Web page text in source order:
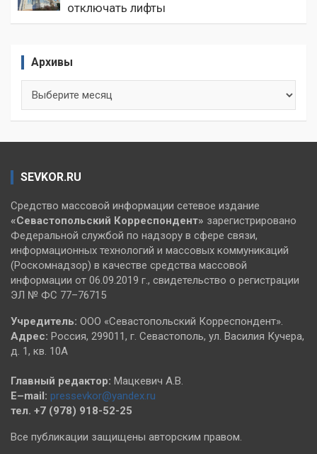
отключать лифты
Архивы
SEVKOR.RU
Средство массовой информации сетевое издание
«Севастопольский Корреспондент» зарегистрировано
Федеральной службой по надзору в сфере связи,
информационных технологий и массовых коммуникаций
(Роскомнадзор) в качестве средства массовой
информации от 06.09.2019 г., свидетельство о регистрации
ЭЛ № ФС 77–76715
Учредитель: ООО «Севастопольский Корреспондент».
Адрес: Россия, 299011, г. Севастополь, ул. Василия Кучера,
д. 1, кв. 10А
Главный редактор: Мацкевич А.В.
E–mail: pressevkor@yandex.ru
тел. +7 (978) 918-52-25
Все публикации защищены авторским правом.